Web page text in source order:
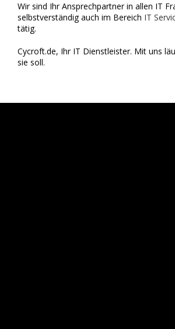
Wir sind Ihr Ansprechpartner in allen IT
selbstverständig auch im Bereich IT
tätig.
Cycroft.de, Ihr IT Dienstleister. Mit uns
sie soll.